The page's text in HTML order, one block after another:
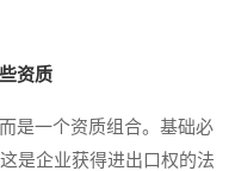
资质
一个资质组合。基础必
是企业获得进出口权的法